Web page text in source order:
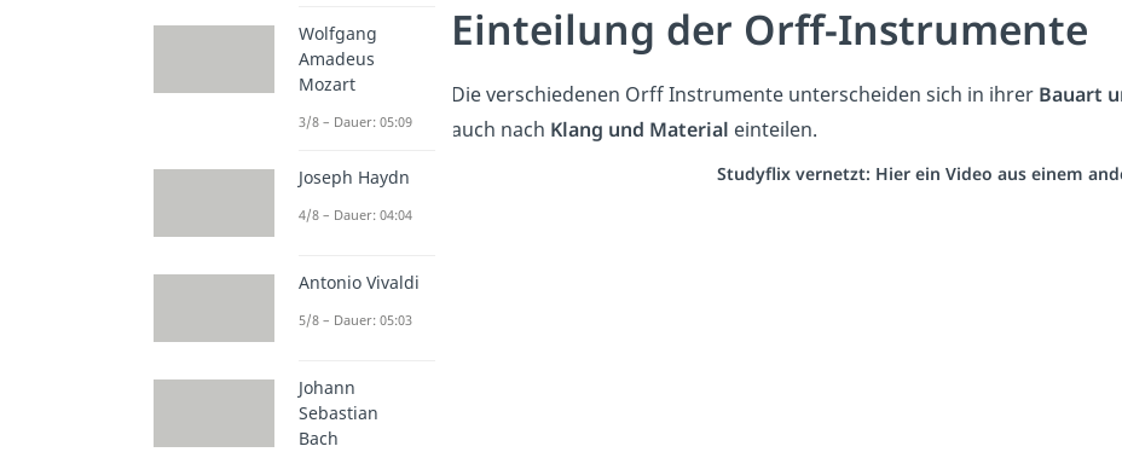
Einteilung der Orff-Instrumente
Die verschiedenen Orff Instrumente unterscheiden sich in ihrer Bauart
auch nach Klang und Material einteilen.
Studyflix vernetzt: Hier ein Video aus einem
Wolfgang
Amadeus
Mozart
3/8 – Dauer: 05:09
Joseph Haydn
4/8 – Dauer: 04:04
Antonio Vivaldi
5/8 – Dauer: 05:03
Johann
Sebastian
Bach